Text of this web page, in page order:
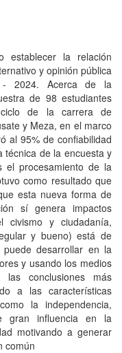
establecer la relación
y opinión pública
2024. Acerca de la
de 98 estudiantes
de la carrera de
y Meza, en el marco
al 95% de confiabilidad
técnica de la encuesta y
el procesamiento de la
como resultado que
esta nueva forma de
sí genera impactos
civismo y ciudadanía,
y bueno) está de
desarrollar en la
y usando los medios
conclusiones más
a las características
la independencia,
gran influencia en la
motivando a generar
común